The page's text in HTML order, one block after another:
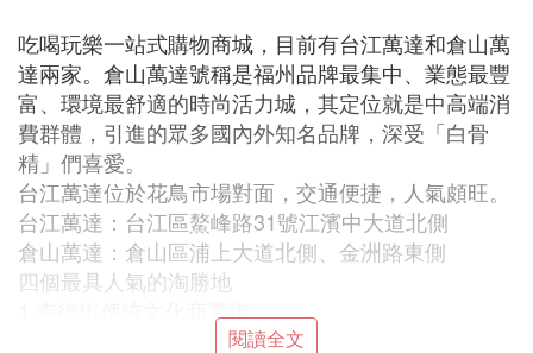
吃喝玩樂一站式購物商城，目前有台江萬達和倉山萬
達兩家。倉山萬達號稱是福州品牌最集中、業態最豐
富、環境最舒適的時尚活力城，其定位就是中高端消
費群體，引進的眾多國內外知名品牌，深受「白骨
精」們喜愛。
台江萬達位於花鳥市場對面，交通便捷，人氣頗旺。
台江萬達：台江區鰲峰路31號江濱中大道北側
倉山萬達：倉山區浦上大道北側、金洲路東側
四個最具人氣的淘勝地
1.南後街傳統文化商業街
閱讀全文